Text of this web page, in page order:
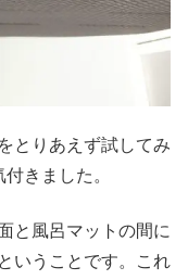
とりあえず試してみ
きました。
と風呂マットの間に
いうことです。これ